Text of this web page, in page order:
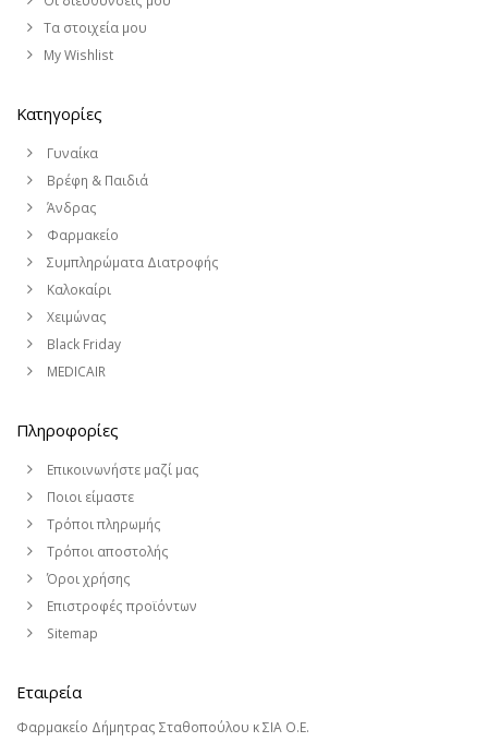
Τα στοιχεία μου
My Wishlist
Κατηγορίες
Γυναίκα
Βρέφη & Παιδιά
Άνδρας
Φαρμακείο
Συμπληρώματα Διατροφής
Καλοκαίρι
Χειμώνας
Black Friday
MEDICAIR
Πληροφορίες
Επικοινωνήστε μαζί μας
Ποιοι είμαστε
Τρόποι πληρωμής
Τρόποι αποστολής
Όροι χρήσης
Επιστροφές προϊόντων
Sitemap
Εταιρεία
Φαρμακείο Δήμητρας Σταθοπούλου κ ΣΙΑ Ο.Ε.